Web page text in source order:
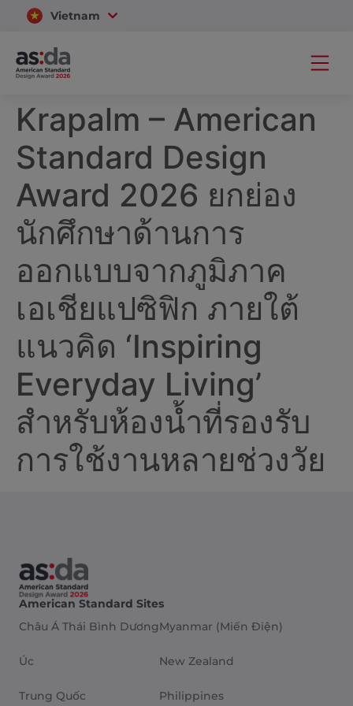
Vietnam
Thailand
Krapalm – American
Standard Design
Award 2026 ยกย่อง
นักศึกษาด้านการ
ออกแบบจากภูมิภาค
เอเชียแปซิฟิก ภายใต้
แนวคิด ‘Inspiring
Everyday Living’
สำหรับห้องน้ำที่รองรับ
การใช้งานหลายช่วงวัย
American Standard Sites
Châu Á Thái Bình Dương
Úc
Trung Quốc
Myanmar (Miến Điện)
New Zealand
Philippines